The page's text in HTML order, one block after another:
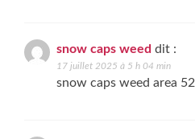
snow caps weed dit :
17 juillet 2025 à 5 h 04 min
snow caps weed area 52